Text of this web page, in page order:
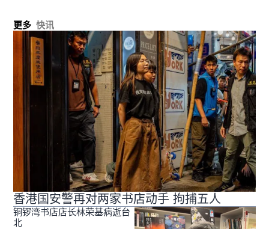
更多 快讯
香港国安警再对两家书店动手 拘捕五人
铜锣湾书店店长林荣基病逝台
北